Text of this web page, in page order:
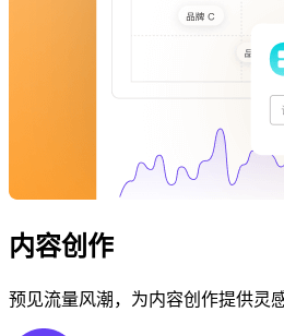
内容创作
预见流量风潮，为内容创作提供灵